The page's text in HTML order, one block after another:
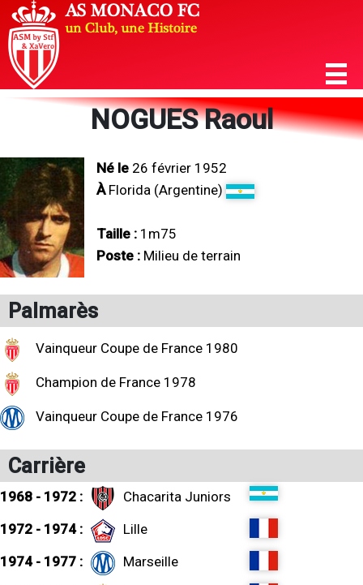
NOGUES Raoul
Né le 26 février 1952
ÀFlorida (Argentine)
Taille : 1m75
Poste : Milieu de terrain
Palmarès
Vainqueur Coupe de France 1980
Champion de France 1978
Vainqueur Coupe de France 1976
Carrière
1968 - 1972 :
Chacarita Juniors
1972 - 1974 :
Lille
1974 - 1977 :
Marseille